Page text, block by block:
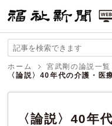
福祉新聞 WEB
ホーム
宮武剛の論説一覧
〈論説〉40年代の介護・
〈論説〉40年